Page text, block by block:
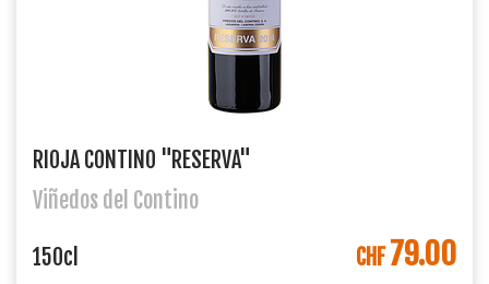
RIOJA CONTINO "RESERVA"
Viñedos del Contino
IN DEN WARENKORB
150cl CHF79.00